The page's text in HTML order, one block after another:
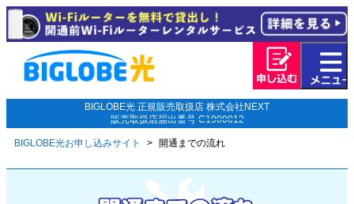
BIGLOBE光 正規販売取扱店 株式会社NEXT
販売取扱店届出番号 C1900012
BIGLOBE光お申し込みサイト 開通までの流れ